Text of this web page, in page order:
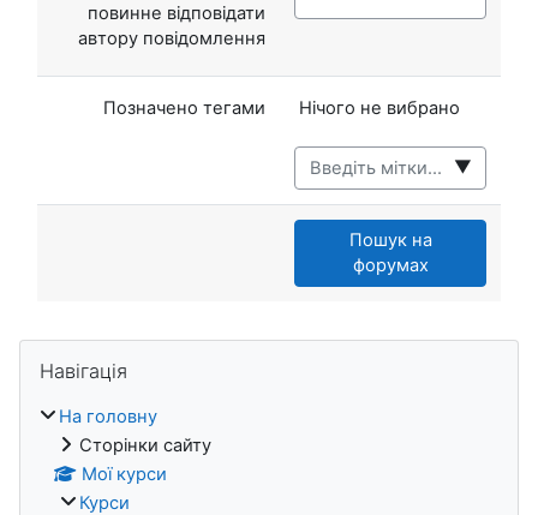
повинне відповідати
автору повідомлення
Позначено тегами Вибрані елементи:
Нічого не вибрано
▼
Пошук на
форумах
Блоки
Навігація
На головну
Сторінки сайту
Мої курси
Курси